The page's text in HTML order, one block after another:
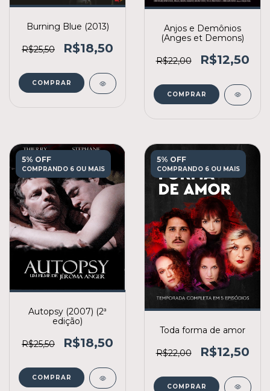
Burning Blue (2013)
R$25,50 R$18,50
COMPRAR
Anjos e Demônios
(Anges et Demons)
R$22,00 R$12,50
COMPRAR
5% OFF
COMPRANDO 6 OU MAIS
Autopsy (2007) (2ª
edição)
R$25,50 R$18,50
COMPRAR
5% OFF
COMPRANDO 6 OU MAIS
Toda forma de amor
R$22,00 R$12,50
COMPRAR